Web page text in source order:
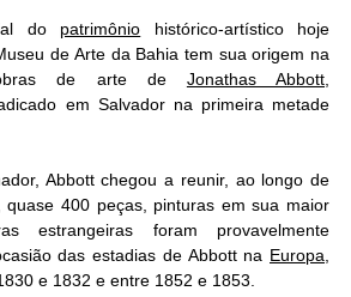
do patrimônio histórico-artístico hoje
de Arte da Bahia tem sua origem na
de arte de Jonathas Abbott
em Salvador na primeira metade
Abbott chegou a reunir, ao longo de
quase 400 peças, pinturas em sua maior
estrangeiras foram provavelmente
das estadias de Abbott na Europa
e 1832 e entre 1852 e 1853.